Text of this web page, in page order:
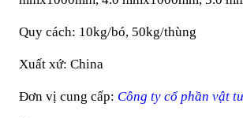
Quy cách: 10kg/bó, 50kg/thùng
Xuất xứ: China
Đơn vị cung cấp: Công ty cổ phần vật